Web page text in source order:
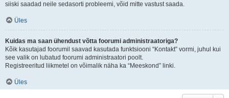
siiski saadad neile sedasorti probleemi, võid mitte vastust saada.
Üles
Kuidas ma saan ühendust võtta foorumi administraatoriga?
Kõik kasutajad foorumil saavad kasutada funktsiooni “Kontakt” vormi, juhul kui
see valik on lubatud foorumi administraatori poolt.
Registreeritud liikmetel on võimalik näha ka “Meeskond” linki.
Üles